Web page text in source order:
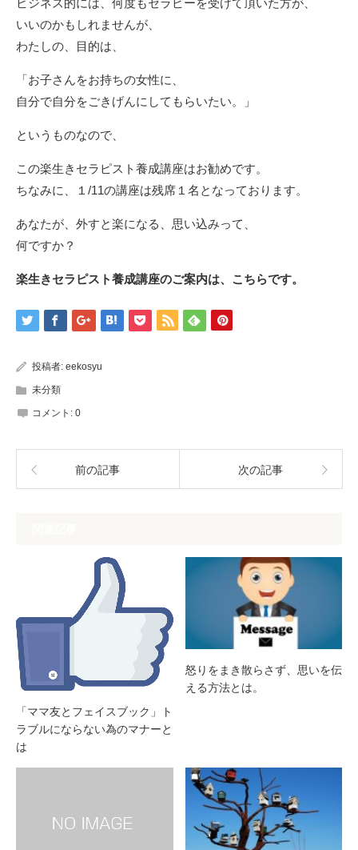
いいのかもしれませんが、
わたしの、目的は、
「お子さんをお持ちの女性に、
自分で自分をごきげんにしてもらいたい。」
というものなので、
この楽生きセラピスト養成講座はお勧めです。
ちなみに、１/11の講座は残席１名となっております。
あなたが、外すと楽になる、思い込みって、
何ですか？
楽生きセラピスト養成講座のご案内は、こちらです。
投稿者: eekosyu
未分類
コメント: 0
前の記事 次の記事
「ママ友とフェイスブック」ト
ラブルにならない為のマナーと
は
怒りをまき散らさず、思いを伝
える方法とは。